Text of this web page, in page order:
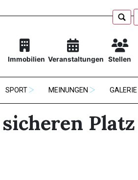
Immobilien Veranstaltungen Stellen
SPORT MEINUNGEN GALERIE
Platz